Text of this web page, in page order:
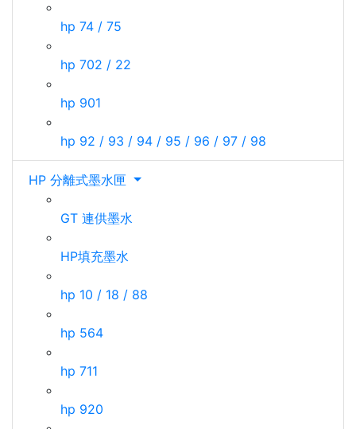
hp 74 / 75
hp 702 / 22
hp 901
hp 92 / 93 / 94 / 95 / 96 / 97 / 98
HP 分離式墨水匣
GT 連供墨水
HP填充墨水
hp 10 / 18 / 88
hp 564
hp 711
hp 920